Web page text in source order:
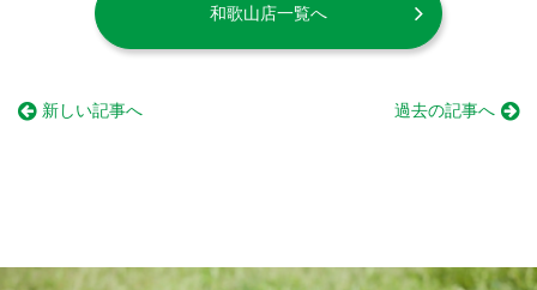
和歌山店一覧へ
新しい記事へ 過去の記事へ